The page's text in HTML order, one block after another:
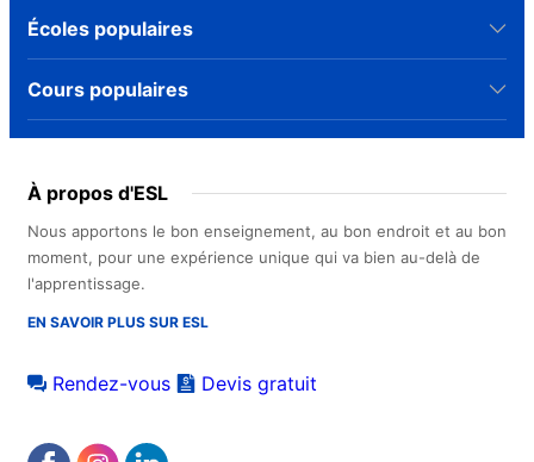
Écoles populaires
Cours populaires
À propos d'ESL
Nous apportons le bon enseignement, au bon endroit et au bon
moment, pour une expérience unique qui va bien au-delà de
l'apprentissage.
EN SAVOIR PLUS SUR ESL
Rendez-vous Devis gratuit